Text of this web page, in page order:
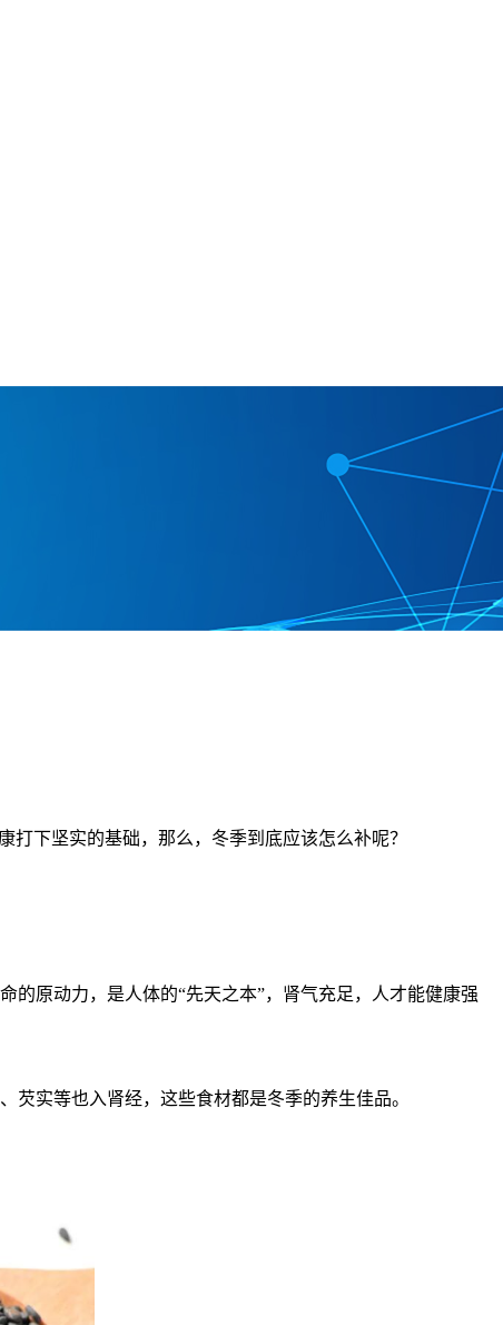
下坚实的基础，那么，冬季到底应该怎么补呢？
的原动力，是人体的“先天之本”，肾气充足，人才能健康强
实等也入肾经，这些食材都是冬季的养生佳品。